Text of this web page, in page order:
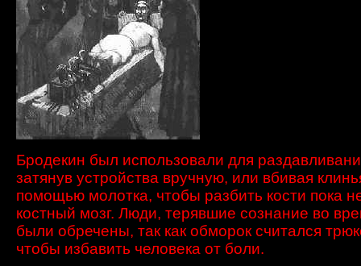
Бродекин был использовали для
затянув устройства вручную, или вбивая
помощью молотка, чтобы разбить кости пока
костный мозг. Люди, терявшие сознание во
были обречены, так как обморок считался
чтобы избавить человека от боли.